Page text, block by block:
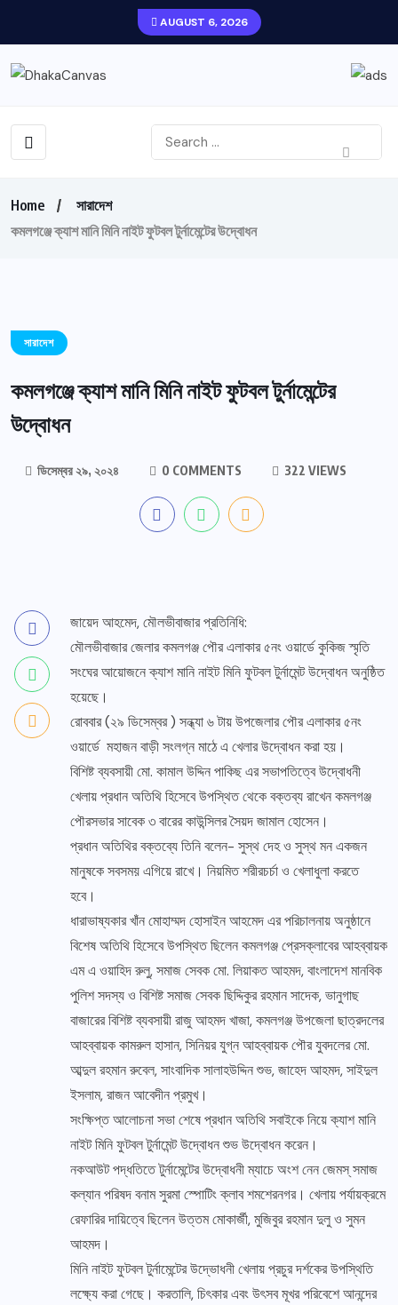
AUGUST 6, 2026
Home
সারাদেশ
কমলগঞ্জে ক্যাশ মানি মিনি নাইট ফুটবল টুর্নামেন্টের উদ্বোধন
সারাদেশ
কমলগঞ্জে ক্যাশ মানি মিনি নাইট ফুটবল টুর্নামেন্টের
উদ্বোধন
ডিসেম্বর ২৯, ২০২৪ 0 COMMENTS 322 VIEWS
জায়েদ আহমেদ, মৌলভীবাজার প্রতিনিধি:
মৌলভীবাজার জেলার কমলগঞ্জ পৌর এলাকার ৫নং ওয়ার্ডে কুকিজ স্মৃতি
সংঘের আয়োজনে ক্যাশ মানি নাইট মিনি ফুটবল টুর্নামেন্ট উদ্বোধন অনুষ্ঠিত
হয়েছে।
রোববার (২৯ ডিসেম্বর ) সন্ধ্যা ৬ টায় উপজেলার পৌর এলাকার ৫নং
ওয়ার্ডে মহাজন বাড়ী সংলগ্ন মাঠে এ খেলার উদ্বোধন করা হয়।
বিশিষ্ট ব্যবসায়ী মো. কামাল উদ্দিন পাকিছ এর সভাপতিত্বে উদ্বোধনী
খেলায় প্রধান অতিথি হিসেবে উপস্থিত থেকে বক্তব্য রাখেন কমলগঞ্জ
পৌরসভার সাবেক ৩ বারের কাউন্সিলর সৈয়দ জামাল হোসেন।
প্রধান অতিথির বক্তব্যে তিনি বলেন- সুস্থ দেহ ও সুস্থ মন একজন
মানুষকে সবসময় এগিয়ে রাখে। নিয়মিত শরীরচর্চা ও খেলাধুলা করতে
হবে।
ধারাভাষ্যকার খাঁন মোহাম্মদ হোসাইন আহমেদ এর পরিচালনায় অনুষ্ঠানে
বিশেষ অতিথি হিসেবে উপস্থিত ছিলেন কমলগঞ্জ প্রেসক্লাবের আহব্বায়ক
এম এ ওয়াহিদ রুলু, সমাজ সেবক মো. লিয়াকত আহমদ, বাংলাদেশ মানবিক
পুলিশ সদস্য ও বিশিষ্ট সমাজ সেবক ছিদ্দিকুর রহমান সাদেক, ভানুগাছ
বাজারের বিশিষ্ট ব্যবসায়ী রাজু আহমদ খাজা, কমলগঞ্জ উপজেলা ছাত্রদলের
আহব্বায়ক কামরুল হাসান, সিনিয়র যুগ্ন আহব্বায়ক পৌর যুবদলের মো.
আব্দুল রহমান রুবেল, সাংবাদিক সালাহউদ্দিন শুভ, জাহেদ আহমদ, সাইদুল
ইসলাম, রাজন আবেদীন প্রমুখ।
সংক্ষিপ্ত আলোচনা সভা শেষে প্রধান অতিথি সবাইকে নিয়ে ক্যাশ মানি
নাইট মিনি ফুটবল টুর্নামেন্ট উদ্বোধন শুভ উদ্বোধন করেন।
নকআউট পদ্ধতিতে টুর্নামেন্টের উদ্বোধনী ম্যাচে অংশ নেন জেমস্ সমাজ
কল্যান পরিষদ বনাম সুরমা স্পোটিং ক্লাব শমশেরনগর। খেলায় পর্যায়ক্রমে
রেফারির দায়িত্বে ছিলেন উত্তম মোকার্জী, মুজিবুর রহমান দুলু ও সুমন
আহমদ।
মিনি নাইট ফুটবল টুর্নামেন্টের উদ্ভোধনী খেলায় প্রচুর দর্শকের উপস্থিতি
লক্ষ্যে করা গেছে। করতালি, চিৎকার এবং উৎসব মূখর পরিবেশে আনন্দের